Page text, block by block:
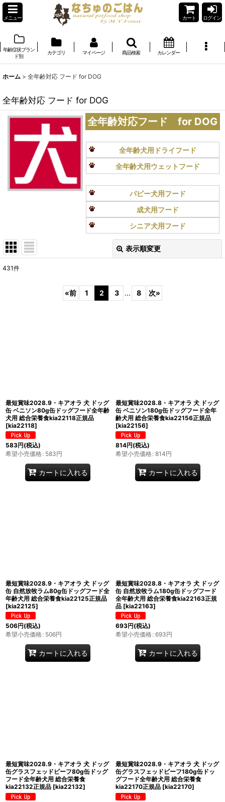
メニュー カート ログイン
年齢症状ブラン
ド別
カテゴリ マイページ 商品検索 カレンダー
ホーム > 全年齢対応 フード for DOG
全年齢対応 フード for DOG
全年齢対応フード for DOG
全年齢犬用ドライフード
全年齢犬用ウェットフード
パピー犬用フード
成犬用フード
シニア犬用フード
表示順変更
431件
«前 1 2 3 ... 8 次»
最短賞味2028.9・キアオラ 犬 ドッグ
缶 ベニソン80g缶ドッグフード全年齢
犬用 総合栄養食kia22118正規品
[kia22118]
583円(税込)
希望小売価格: 583円
カートに入れる
最短賞味2028.8・キアオラ 犬 ドッグ
缶 ベニソン180g缶ドッグフード全年
齢犬用 総合栄養食kia22156正規品
[kia22156]
814円(税込)
希望小売価格: 814円
カートに入れる
最短賞味2028.9・キアオラ 犬 ドッグ
缶 自然放牧ラム80g缶ドッグフード全
年齢犬用 総合栄養食kia22125正規品
[kia22125]
506円(税込)
希望小売価格: 506円
カートに入れる
最短賞味2028.8・キアオラ 犬 ドッグ
缶 自然放牧ラム180g缶ドッグフード
全年齢犬用 総合栄養食kia22163正規
品 [kia22163]
693円(税込)
希望小売価格: 693円
カートに入れる
最短賞味2028.9・キアオラ 犬 ドッグ
缶グラスフェッドビーフ80g缶ドッグ
フード全年齢犬用 総合栄養食
kia22132正規品 [kia22132]
最短賞味2028.9・キアオラ 犬 ドッグ
缶グラスフェッドビーフ180g缶ドッ
グフード全年齢犬用 総合栄養食
kia22170正規品 [kia22170]